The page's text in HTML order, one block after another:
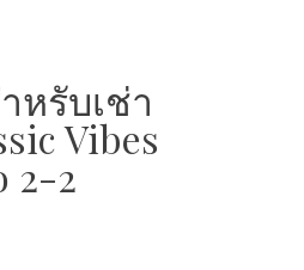
หรับเช่า
Vibes
2-2